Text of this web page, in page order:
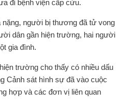
đi bệnh viện cấp cứu.
nặng, người bị thương đã tử vong
dân gần hiện trường, hai người
gia đình.
trường cho thấy có nhiều dấu
Cảnh sát hình sự đã vào cuộc
hợp và các đơn vị liên quan